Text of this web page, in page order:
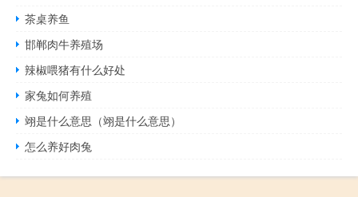
茶桌养鱼
邯郸肉牛养殖场
辣椒喂猪有什么好处
家兔如何养殖
翊是什么意思（翊是什么意思）
怎么养好肉兔